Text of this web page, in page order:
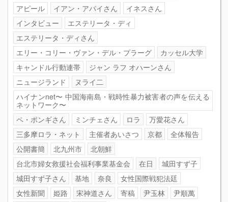
アピール
イアン・アパイさん
イネスさん
インタビュー
エステリータ・ディ
エステリータ・ディさん
エリー・コリー・ヴァン・デル・プラーグ
カッセル大学
キャンドル行動連帯
ジャン ラフ オハーンさん
ニュージランド
ヌライ二
ハイナンnet〜 中国海南島・戦時性暴力被害者の声を伝える
ネットワーク〜
ペ・ポンギさん
ミンチェさん ロラ
万愛花さん
三多摩ロラ・ネット
主催者あいさつ 京都
全体報告
公開書簡
北九州市
北朝鮮
台北市婦女救援社会福利事業基金会
在日
城田すず子
城田すず子さん
基地 奈良
女性国際戦犯法廷
女性新聞
姫路 宋神道さん 寄稿 尹玉林
尹順萬